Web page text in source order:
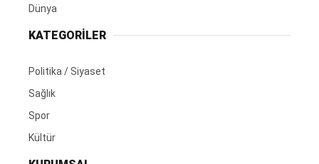
Dünya
KATEGORİLER
Politika / Siyaset
Sağlık
Spor
Kültür